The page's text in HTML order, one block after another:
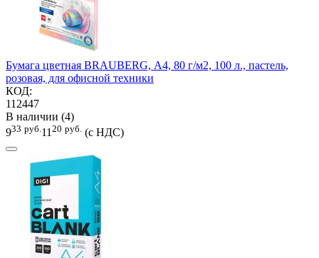
Бумага цветная BRAUBERG, А4, 80 г/м2, 100 л., пастель,
розовая, для офисной техники
КОД:
112447
В наличии (4)
933 руб. 11 20 руб. (с НДС)